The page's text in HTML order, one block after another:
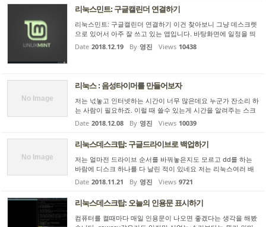
리눅스민트: 구글캘린더 연결하기
리눅스민트: 구글캘린더 연결하기 이건 찾아보니 그냥 데스크렛
으로 있어서 아주 잘 쓰고 있는 앱입니다. 바탕화면에 일정을 띄
워줍니다. 항상 잊지 않도록~ 구글일정은 아래 명령을 핫키로
만들어놓고 씁니다. xdg-open http://calendar.google.com (사
Date 2018.12.19 By 영진 Views 10438
No Image
리눅스 : 음성타이머를 만들어보자
저는 넋놓고 인터넷하는 시간이 너무 많은데요 누군가 잔소리 하
는 사람이 필요하죠. 이럴 때 쓸수 있는게 시간을 알려주는 스크
립트를 만들어봅시다. 자, 먼저 tts 프로그램을 깝니다. sudo apt
-cache search tts 해보니까 espeak이라는게 있군요. 설치합니
Date 2018.12.08 By 영진 Views 10039
No Image
리눅스데스크탑: 구글드라이브로 백업하기
저는 얼마전 드라이브 순서를 바꿔놓은지도 모르고 dd를 하는
바람에 디스크 하나를 다 날린 적이 있네요 저는 리눅스여러 배
포판들를 테스트해보면서 쓰는데 간단한 백업툴을 만들어 쓰면
아주 편리합니다. usb스틱도 필요없이 구글드라이브로 한방에
Date 2018.11.21 By 영진 Views 9721
리눅스데스크탑: 오늘의 인용문 표시하기
컴퓨터를 켤때마다 매일 인용문이 나오면 좋겠다는 생각을 해봤